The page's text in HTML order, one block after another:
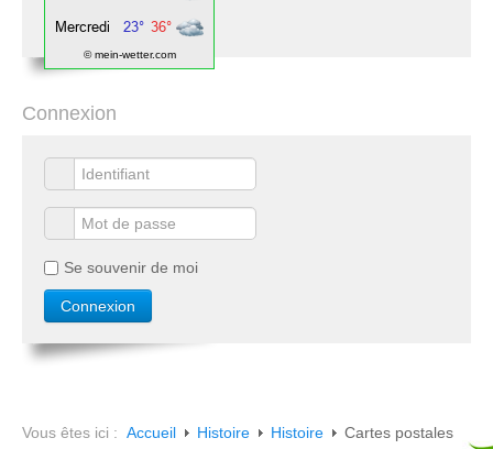
© mein-wetter.com
Connexion
Se souvenir de moi
Vous êtes ici : Accueil Histoire Histoire Cartes postales